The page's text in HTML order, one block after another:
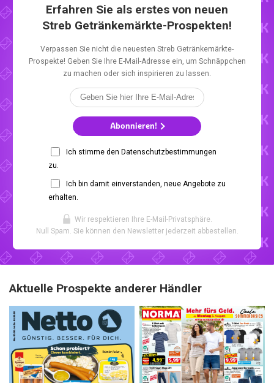
Erfahren Sie als erstes von neuen
Streb Getränkemärkte-Prospekten!
Verpassen Sie nicht die neuesten Streb Getränkemärkte-
Prospekte! Geben Sie Ihre E-Mail-Adresse ein, um Schnäppchen
zu machen oder sich inspirieren zu lassen.
Abonnieren!
Ich stimme den Datenschutzbestimmungen
zu.
Ich bin damit einverstanden, neue Angebote zu
erhalten.
Wir respektieren Ihre E-Mail-Privatsphäre.
Null Spam. Sie können den Newsletter jederzeit abbestellen.
Aktuelle Prospekte anderer Händler